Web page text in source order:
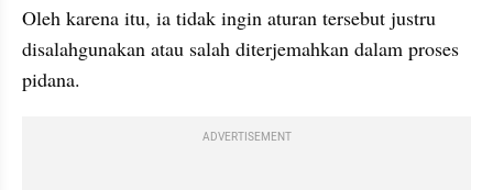
Oleh karena itu, ia tidak ingin aturan tersebut justru
disalahgunakan atau salah diterjemahkan dalam proses
pidana.
ADVERTISEMENT